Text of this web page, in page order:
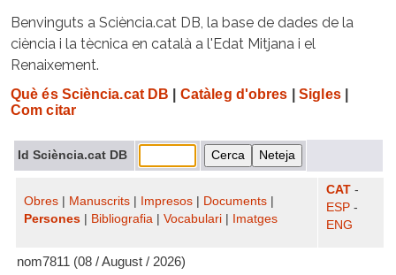
Benvinguts a Sciència.cat DB, la base de dades de la
ciència i la tècnica en català a l'Edat Mitjana i el
Renaixement.
Què és Sciència.cat DB Catàleg d'obres Sigles|
Com citar
Id Sciència.cat DB
Obres Manuscrits Impresos Documents
Persones
Bibliografia Vocabulari Imatges
CAT -
ESP -
ENG
nom7811 (08 / August / 2026)